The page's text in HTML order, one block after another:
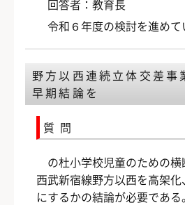
回答者：教育長
令和６年度の検討を進めて
野方以西連続立体交差事
早期結論を
質問
の杜小学校児童のための横
西武新宿線野方以西を高架
にするかの結論が必要であ